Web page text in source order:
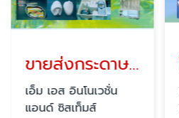
ขายส่งกระดาษอัดขึ้นรูปกันกระแทก
เอ็ม เอส อินโนเวชั่น
แอนด์ ซิสเท็มส์